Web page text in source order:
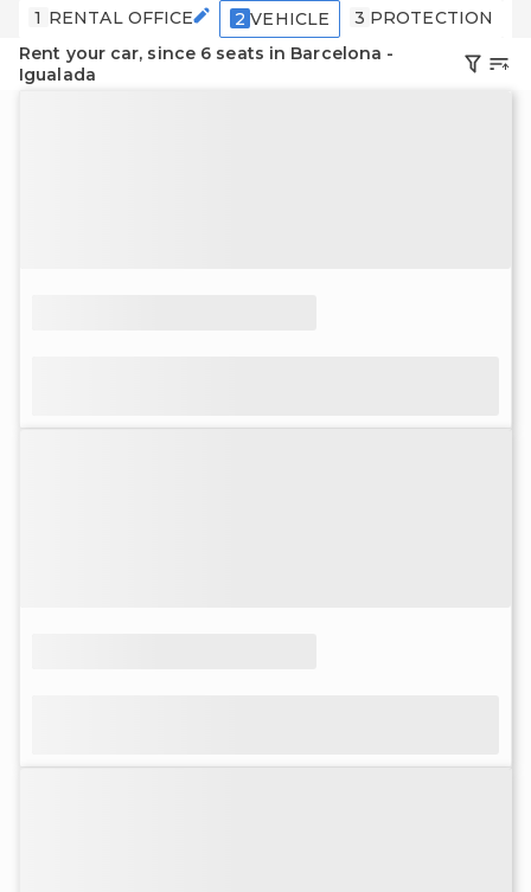
1 RENTAL OFFICE 2 VEHICLE 3 PROTECTION
Rent your car, since 6 seats in Barcelona -
Igualada